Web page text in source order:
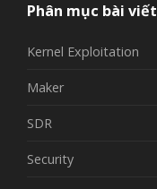
Phân mục bài viết
Kernel Exploitation
Maker
SDR
Security